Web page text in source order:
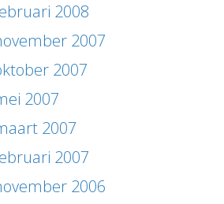
2008
2007
2007
2007
2007
2007
2006